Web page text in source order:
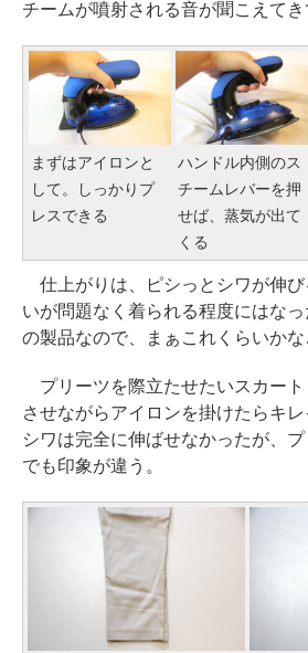
チームが噴射される音が聞こえてき
まずはアイロンと
して。しっかりプ
レスできる
ハンドル内側のス
チームレバーを押
せば、蒸気が出て
くる
仕上がりは、ピシっとシワが伸び
いが問題なく着られる程度にはな
の製品なので、まぁこれくらいか
プリーツを際立たせたいスカー
させながらアイロンを掛けたらキレ
シワは完全に伸ばせなかったが、
でも印象が違う。